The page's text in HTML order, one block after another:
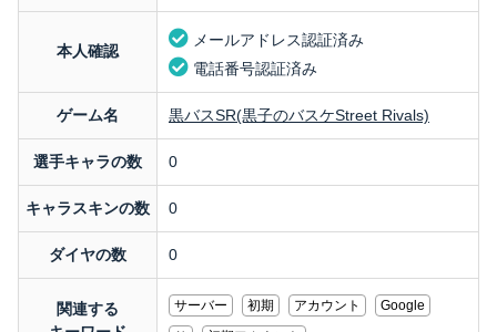
本人確認
メールアドレス認証済み
電話番号認証済み
ゲーム名 黒バスSR(黒子のバスケStreet Rivals)
選手キャラの数 0
キャラスキンの数 0
ダイヤの数 0
関連する
サーバー 初期 アカウント
Google